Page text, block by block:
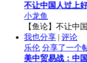
不让中国人过上
小龙鱼
【鱼论】不让中
我也分享 | 评论
乐伦 分享了一个
美中贸易战：中